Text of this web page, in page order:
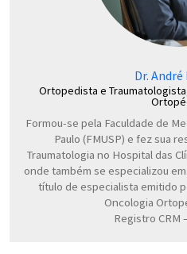
Dr.
Ortopedista e
Formou-se pela Faculdade de
Paulo (FMUSP) e fez sua
Traumatologia no Hospital das
onde também se especializou
título de especialista emitido
Oncologia
Registro CRM